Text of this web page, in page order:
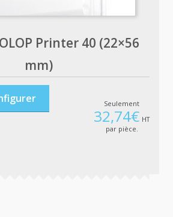
Printer 40 (22×56
mm)
Seulement
32,74€ HT
par pièce.